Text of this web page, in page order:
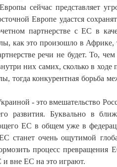
сейчас представляет
Европе удастся
партнерстве с ЕС в
как это произошло в Африке,
речи не будет. То,
них самих, сколько в
тогда конкурентная борьба
- это вмешательство
развития. Буквально в
ЕС в общем уже в
станет очень ощутимой
процесс превращения
и вне ЕС на это играют.